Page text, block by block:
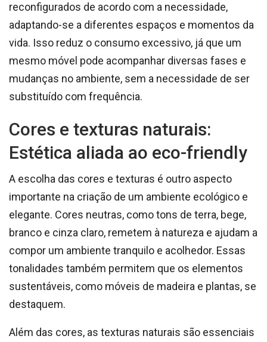
reconfigurados de acordo com a necessidade,
adaptando-se a diferentes espaços e momentos da
vida. Isso reduz o consumo excessivo, já que um
mesmo móvel pode acompanhar diversas fases e
mudanças no ambiente, sem a necessidade de ser
substituído com frequência.
Cores e texturas naturais:
Estética aliada ao eco-friendly
A escolha das cores e texturas é outro aspecto
importante na criação de um ambiente ecológico e
elegante. Cores neutras, como tons de terra, bege,
branco e cinza claro, remetem à natureza e ajudam a
compor um ambiente tranquilo e acolhedor. Essas
tonalidades também permitem que os elementos
sustentáveis, como móveis de madeira e plantas, se
destaquem.
Além das cores, as texturas naturais são essenciais